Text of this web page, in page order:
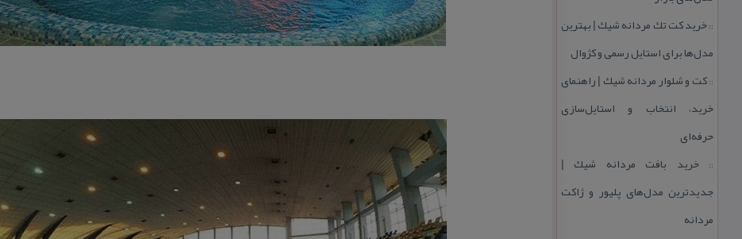
::خرید كت تك مردانه شیك | بهترین
مدل‌ها برای استایل رسمی و كژوال
::كت و شلوار مردانه شیك | راهنمای
خرید، انتخاب و استایل‌سازی
حرفه‌ای
::خرید بافت مردانه شیك |
جدیدترین مدل‌های پلیور و ژاكت
مردانه